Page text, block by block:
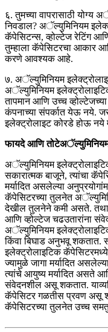
६. तुमच्या वापरासाठी
निवडाल? अॅल्युमिनियम
कॅपेसिटन्स, व्होल्टेज रेटिंग
तुम्हाला कॅपेसिटरचा आकार
करणे आवश्यक आहे.
७. अॅल्युमिनियम
अॅल्युमिनियम
तापमान आणि उच्च
कंपनाच्या संपर्कात येऊ नये.
इलेक्ट्रोलाइट कोरडे होऊ नये
फायदे आणि तोटेअॅल्युमिनियम
अॅल्युमिनियम
सकारात्मक बाजूने, त्यांचा
मर्यादित असलेल्या
कॅपेसिटरच्या तुलनेत
देखील तुलनेने कमी असते.
आणि व्होल्टेज चढउतारांना
अॅल्युमिनियम
किंवा बिघाड अनुभवू शकतात.
इलेक्ट्रोलाइटिक
ज्यामुळे जागा मर्यादित
त्यांचे आयुष्य मर्यादित असते
संवेदनशील असू शकतात.
कॅपेसिटर गळतीस प्रवण असू
कॅपेसिटरच्या तुलनेत उच्च